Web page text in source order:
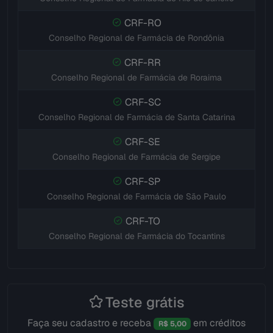
CRF-RO
Conselho Regional de Farmácia de Rondônia
CRF-RR
Conselho Regional de Farmácia de Roraima
CRF-SC
Conselho Regional de Farmácia de Santa Catarina
CRF-SE
Conselho Regional de Farmácia de Sergipe
CRF-SP
Conselho Regional de Farmácia de São Paulo
CRF-TO
Conselho Regional de Farmácia do Tocantins
Teste grátis
Faça seu cadastro e receba R$ 5,00
em créditos